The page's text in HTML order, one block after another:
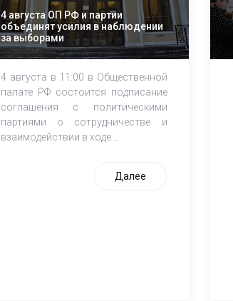
4 августа ОП РФ и партии
объединят усилия в наблюдении
за выборами
4 августа в 11:00 в Общественной
палате РФ состоится подписание
соглашения с политическими
партиями о сотрудничестве и
взаимодействии в ходе ...
Далее